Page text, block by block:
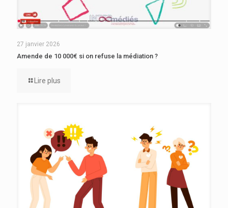
27 janvier 2026
Amende de 10 000€ si on refuse la médiation ?
Lire plus